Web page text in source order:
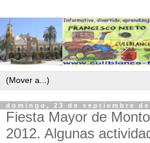
domingo, 23 de septiembre de
Fiesta Mayor de
2012. Algunas